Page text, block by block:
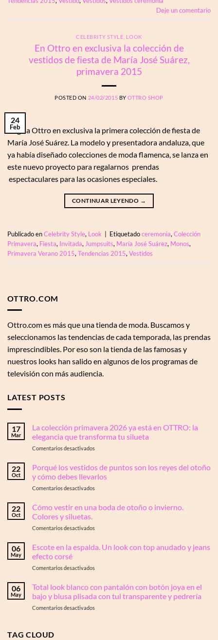
Deje un comentario
CELEBRITY STYLE LOOK
En Ottro en exclusiva la colección de
vestidos de fiesta de María José Suárez,
primavera 2015
POSTED ON 24/02/2015 BYOTTRO SHOP
24
Feb
Llega a Ottro en exclusiva la primera colección de fiesta de
María José Suárez. La modelo y presentadora andaluza, que
ya había diseñado colecciones de moda flamenca, se lanza en
este nuevo proyecto para regalarnos prendas
espectaculares para las ocasiones especiales.
CONTINUAR LEYENDO →
Publicado enCelebrity Style, Look Etiquetadoceremonia,Colección
Primavera, Fiesta, Invitada,Jumpsuits, María José Suárez, Monos,
Primavera Verano 2015,Tendencias 2015,Vestidos
OTTRO.COM
Ottro.com es más que una tienda de moda. Buscamos y
seleccionamos las tendencias de cada temporada, las prendas
imprescindibles. Por eso son la tienda de las famosas y
nuestros looks han salido en algunos de los programas de
televisión con más audiencia.
LATEST POSTS
17
Mar
La colección primavera 2026 ya está en OTTRO: la
elegancia que transforma tu silueta
Comentarios desactivadosen
colección
primavera
2026
ya
en
elegancia
transforma
22
Oct
Porqué los vestidos de puntos son los reyes del otoño
y cómo debes llevarlos
Comentarios desactivadosen
los
vestidos
puntos
los
otoño
cómo
debes
22
Oct
Cómo vestir en una boda de otoño o invierno.
Colores y siluetas.
Comentarios desactivadosen
vestir
en
boda
otoño
Colores
06
May
Escote en la espalda. Un look con top anudado y jeans
efecto corsé
Comentarios desactivadosen
la
espalda.
Un
06
May
Total look blanco con pantalón con botón joya en el
bajo y blusa plisada con tul transparente y pedrería
Comentarios desactivadosen
TAG CLOUD